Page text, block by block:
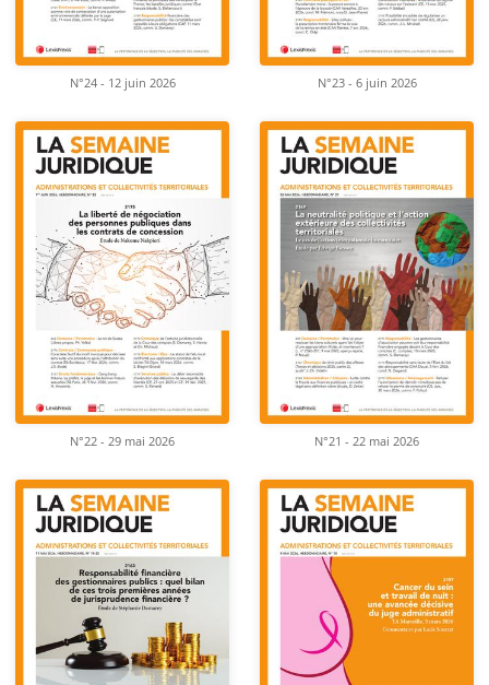
N°24 - 12 juin 2026 N°23 - 6 juin 2026
N°22 - 29 mai 2026 N°21 - 22 mai 2026